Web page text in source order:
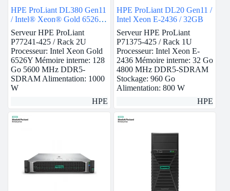
HPE ProLiant DL380 Gen11
/ Intel® Xeon® Gold 6526Y
/ 128GB
Serveur HPE ProLiant
P77241-425 / Rack 2U
Processeur: Intel Xeon Gold
6526Y Mémoire interne: 128
Go 5600 MHz DDR5-
SDRAM Alimentation: 1000
W
HPE
HPE ProLiant DL20 Gen11 /
Intel Xeon E-2436 / 32GB
Serveur HPE ProLiant
P71375-425 / Rack 1U
Processeur: Intel Xeon E-
2436 Mémoire interne: 32 Go
4800 MHz DDR5-SDRAM
Stockage: 960 Go
Alimentation: 800 W
HPE